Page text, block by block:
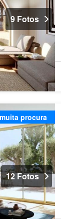
9 Fotos
procura
12 Fotos